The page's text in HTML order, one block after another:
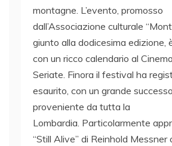
montagne. L’evento, promosso
dall’Associazione culturale
giunto alla dodicesima edizione,
con un ricco calendario al
Seriate. Finora il festival ha
esaurito, con un grande
proveniente da tutta la
Lombardia. Particolarmente
“Still Alive” di Reinhold Messner